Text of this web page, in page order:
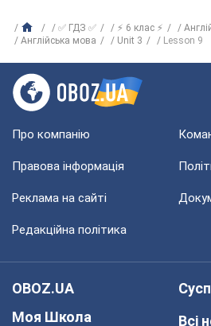
✅ ГДЗ ✅ ⚡ 6 клас ⚡
Англійська мова
Unit 3 Lesson 9
Про компанію
Правова інформація
Реклама на сайті
Редакційна політика
OBOZ.UA
Моя Школа
Всі